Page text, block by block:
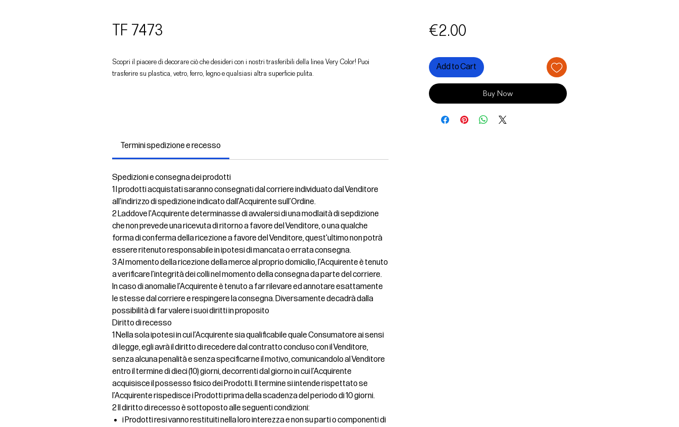
TF 7473
Scopri il piacere di decorare ciò che desideri con i nostri trasferibili della linea Very Color! Puoi
trasferire su plastica, vetro, ferro, legno e qualsiasi altra superficie pulita.
Termini spedizione e recesso
Spedizioni e consegna dei prodotti
1 I prodotti acquistati saranno consegnati dal corriere individuato dal Venditore
all’indirizzo di spedizione indicato dall’Acquirente sull’Ordine.
2 Laddove l'Acquirente determinasse di avvalersi di una modlaità di sepdizione
che non prevede una ricevuta di ritorno a favore del Venditore, o una qualche
forma di conferma della ricezione a favore del Venditore, quest'ultimo non potrà
essere ritenuto responsabile in ipotesi di mancata o errata consegna.
3 Al momento della ricezione della merce al proprio domicilio, l’Acquirente è tenuto
a verificare l’integrità dei colli nel momento della consegna da parte del corriere.
In caso di anomalie l’Acquirente è tenuto a far rilevare ed annotare esattamente
le stesse dal corriere e respingere la consegna. Diversamente decadrà dalla
possibilità di far valere i suoi diritti in proposito
Diritto di recesso
1 Nella sola ipotesi in cui l’Acquirente sia qualificabile quale Consumatore ai sensi
di legge, egli avrà il diritto di recedere dal contratto concluso con il Venditore,
senza alcuna penalità e senza specificarne il motivo, comunicandolo al Venditore
entro il termine di dieci (10) giorni, decorrenti dal giorno in cui l’Acquirente
acquisisce il possesso fisico dei Prodotti. Il termine si intende rispettato se
l’Acquirente rispedisce i Prodotti prima della scadenza del periodo di 10 giorni.
2 Il diritto di recesso è sottoposto alle seguenti condizioni:
i Prodotti resi vanno restituiti nella loro interezza e non su parti o componenti di
€2.00Price
Add to Cart
Buy Now